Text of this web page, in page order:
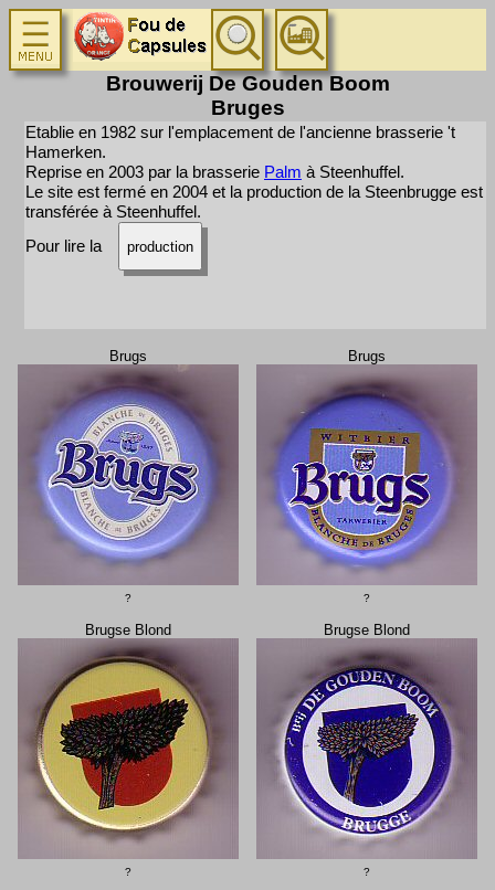
Brouwerij De Gouden Boom
Bruges
Etablie en 1982 sur l'emplacement de l'ancienne brasserie 't
Hamerken.
Reprise en 2003 par la brasserie Palm à Steenhuffel.
Le site est fermé en 2004 et la production de la Steenbrugge est
transférée à Steenhuffel.
Pour lire la
production
Brugs
?
Brugs
?
Brugse Blond
?
Brugse Blond
?